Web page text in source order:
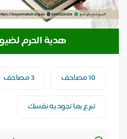
هدية الحرم
10 مصاحف 3 مصاحف
تبرع بما تجود به نفسك